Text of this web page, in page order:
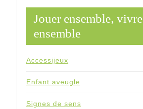
Jouer ensemble, vivre
ensemble
Accessijeux
Enfant aveugle
Signes de sens